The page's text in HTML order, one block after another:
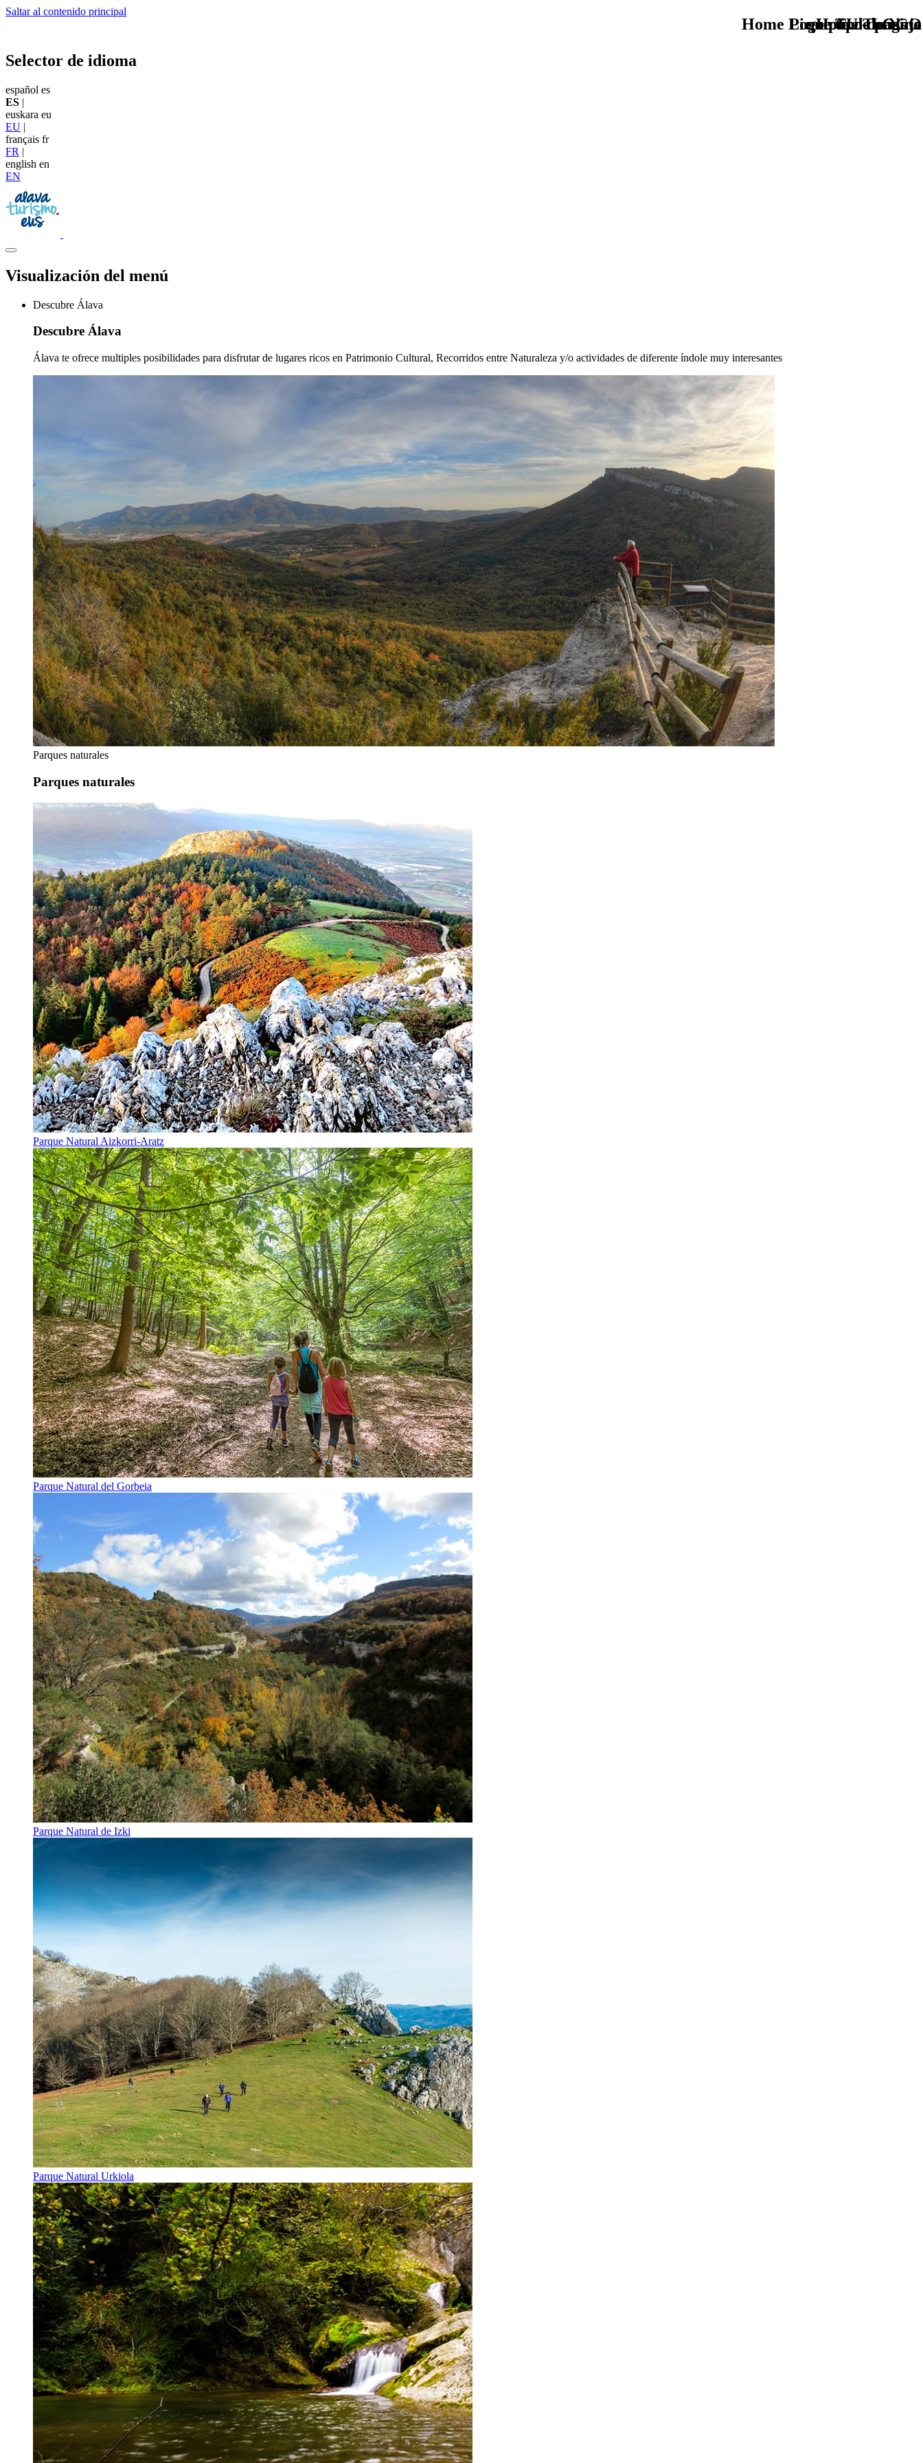
Saltar al contenido principal
TU - LOGO
Selector de idioma
español es
ES |
euskara eu
EU |
français fr
FR |
english en
EN
Visualización del menú
Descubre Álava
Descubre Álava
Álava te ofrece multiples posibilidades para disfrutar de lugares ricos en Patrimonio Cultural, Recorridos entre Naturaleza y/o actividades de diferente índole muy interesantes
Parques naturales
Parques naturales
Parque Natural Aizkorri-Aratz
Parque Natural del Gorbeia
Parque Natural de Izki
Parque Natural Urkiola
que tipo de viaje
Home Logo pie de página
Pie Home Turismo